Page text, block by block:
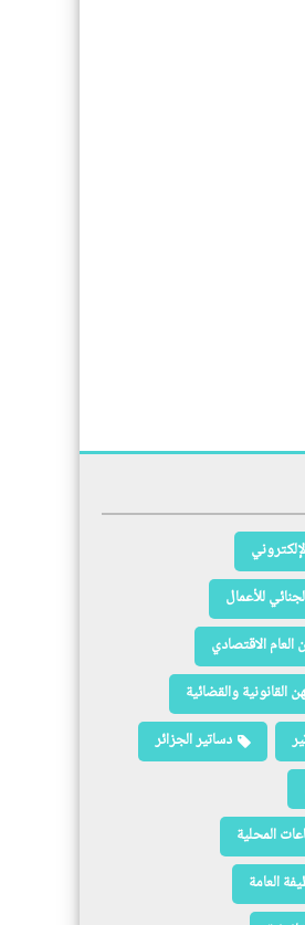
للأعمال
العام الاقتصادي
القانونية والقضائية
دساتير الجزائر
المحلية
العامة